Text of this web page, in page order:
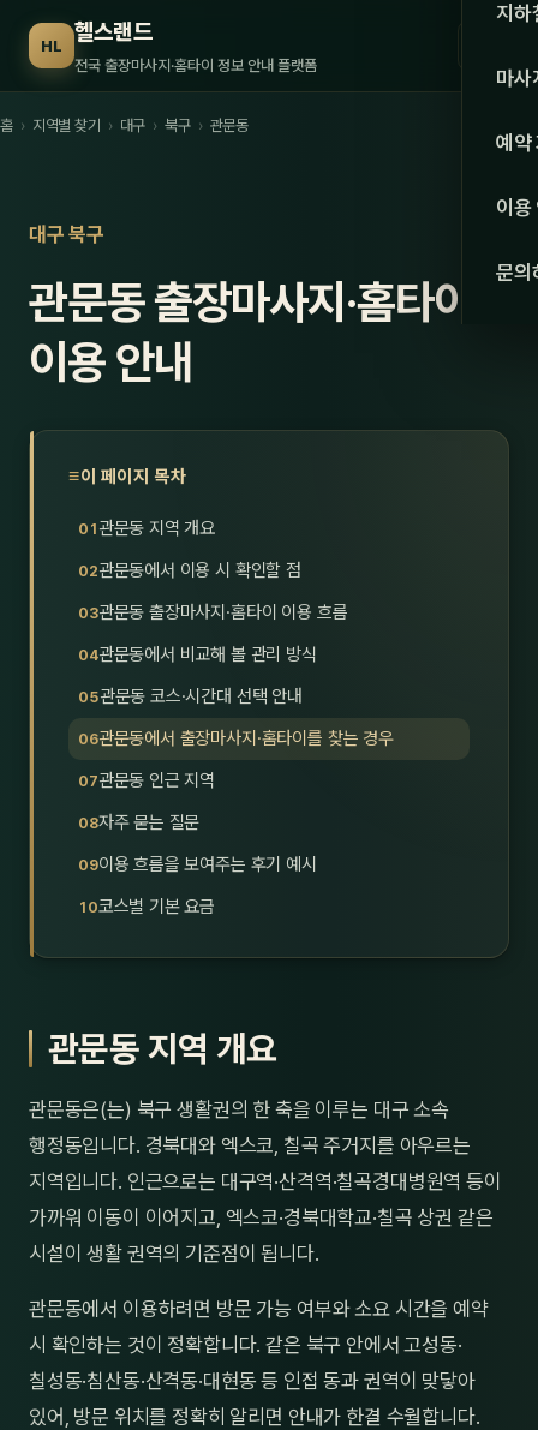
HL 헬스랜드
전국 출장마사지·홈타이 정보 안내 플랫폼 서울
강원·
강원
충북
울산
지하
마사
관리
스
24
예약
이용
문의
홈 › 지역별 찾기 › 대구 › 북구 › 관문동
대구 북구
관문동 출장마사지·홈타이
이용 안내
이 페이지 목차
관문동 지역 개요
관문동에서 이용 시 확인할 점
관문동 출장마사지·홈타이 이용 흐름
관문동에서 비교해 볼 관리 방식
관문동 코스·시간대 선택 안내
관문동에서 출장마사지·홈타이를 찾는 경우
관문동 인근 지역
자주 묻는 질문
이용 흐름을 보여주는 후기 예시
코스별 기본 요금
관문동 지역 개요
관문동은(는) 북구 생활권의 한 축을 이루는 대구 소속
행정동입니다. 경북대와 엑스코, 칠곡 주거지를 아우르는
지역입니다. 인근으로는 대구역·산격역·칠곡경대병원역 등이
가까워 이동이 이어지고, 엑스코·경북대학교·칠곡 상권 같은
시설이 생활 권역의 기준점이 됩니다.
관문동에서 이용하려면 방문 가능 여부와 소요 시간을 예약
시 확인하는 것이 정확합니다. 같은 북구 안에서 고성동·
칠성동·침산동·산격동·대현동 등 인접 동과 권역이 맞닿아
있어, 방문 위치를 정확히 알리면 안내가 한결 수월합니다.